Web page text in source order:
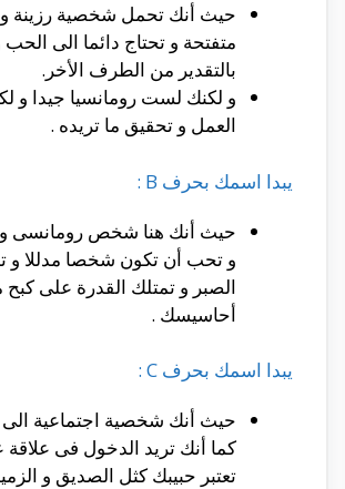
حيث أنك تحمل شخصية رزينة و
متفتحة و تحتاج دائما الى
بالتقدير من الطرف الأخر.
و لكنك لست رومانسيا جيدا و
العمل و تحقيق ما تريده .
يبدا اسمك بحرف B :
حيث أنك هنا شخص رومانسى و
و تحب أن تكون شخصا مدللا و
الصبر و تمتلك القدرة على
أحاسيسك .
يبدا اسمك بحرف C :
حيث أنك شخصية اجتماعية
كما أنك تريد الدخول فى علاقة
تعتبر حبيبك كثل الصديق و